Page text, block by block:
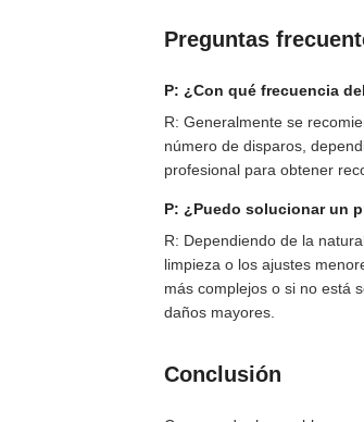
Preguntas
P: ¿Con qué frecuencia
R: Generalmente se
número de disparos,
profesional para obtener
P: ¿Puedo solucionar un
R: Dependiendo de la
limpieza o los ajustes
más complejos o si no está
daños mayores.
Conclusión